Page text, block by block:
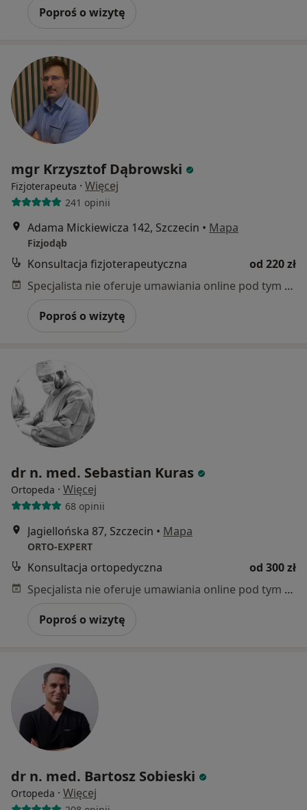
Poproś o wizytę
mgr Krzysztof Dąbrowski
Fizjoterapeuta · Więcej
241 opinii
Adama Mickiewicza 142, Szczecin • Mapa
Fizjodąb
Konsultacja fizjoterapeutyczna
od 220 zł
Specjalista nie oferuje umawiania online pod tym adresem.
Poproś o wizytę
dr n. med. Sebastian Kuras
Ortopeda · Więcej
68 opinii
Jagiellońska 87, Szczecin • Mapa
ORTO-EXPERT
Konsultacja ortopedyczna
od 300 zł
Specjalista nie oferuje umawiania online pod tym adresem.
Poproś o wizytę
dr n. med. Bartosz Sobieski
Ortopeda · Więcej